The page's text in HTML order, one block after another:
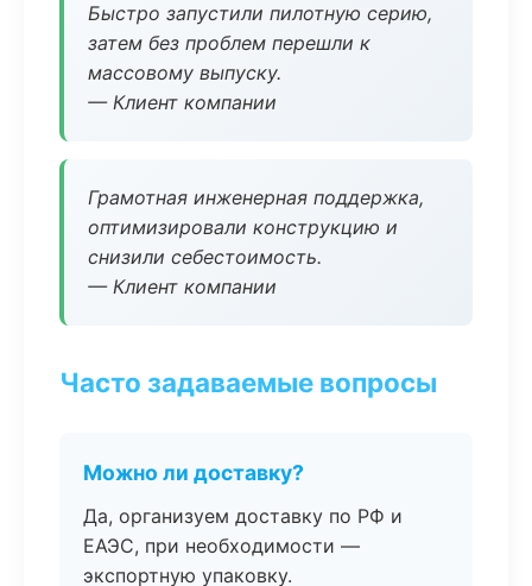
Быстро запустили пилотную серию,
затем без проблем перешли к
массовому выпуску.
— Клиент компании
Грамотная инженерная поддержка,
оптимизировали конструкцию и
снизили себестоимость.
— Клиент компании
Часто задаваемые вопросы
Можно ли доставку?
Да, организуем доставку по РФ и
ЕАЭС, при необходимости —
экспортную упаковку.